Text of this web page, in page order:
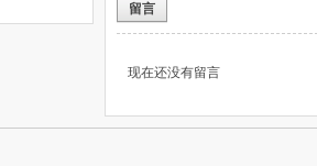
留言
现在还没有留言